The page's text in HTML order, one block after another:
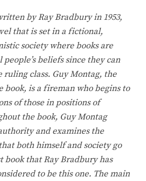
by Ray Bradbury in 1953,
that is set in a fictional,
society where books are
beliefs since they can
class. Guy Montag, the
book, is a fireman who begins to
of those in positions of
the book, Guy Montag
and examines the
both himself and society go
book that Ray Bradbury has
to be this one. The main